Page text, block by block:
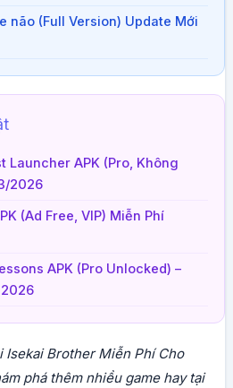
não (Full Version) Update Mới
Launcher APK (Pro, Không
2026
(Ad Free, VIP) Miễn Phí
APK (Pro Unlocked) –
Isekai Brother Miễn Phí Cho
phá thêm nhiều game hay tại